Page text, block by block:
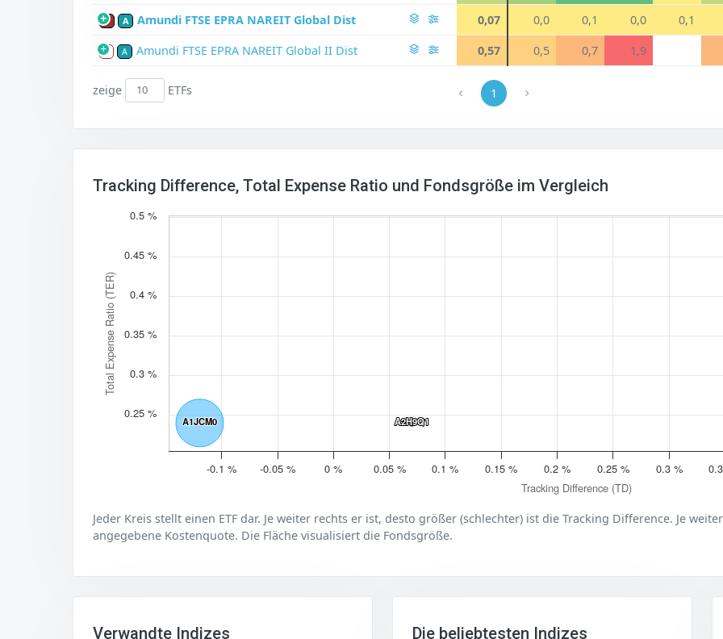
P A Amundi FTSE EPRA NAREIT Global Dist 0,07 0,0 0,1 0,0 0,1
S A Amundi FTSE EPRA NAREIT Global II Dist 0,57 0,5 0,7 1,9
1
zeige ETFs
Tracking Difference, Total Expense Ratio und Fondsgröße im Vergleich
Tracking Difference (TD)
Total Expense Ratio (TER)
A1JCM0
A1JCM0 A2H9Q1
A2H9Q1
-0.1 % -0.05 % 0 % 0.05 % 0.1 % 0.15 % 0.2 % 0.25 % 0.3 %
0.25 %
0.3 %
0.35 %
0.4 %
0.45 %
0.5 %
Jeder Kreis stellt einen ETF dar. Je weiter rechts er ist, desto größer (schlechter) ist die Tracking Difference. Je
angegebene Kostenquote. Die Fläche visualisiert die Fondsgröße.
Verwandte Indizes Die beliebtesten Indizes